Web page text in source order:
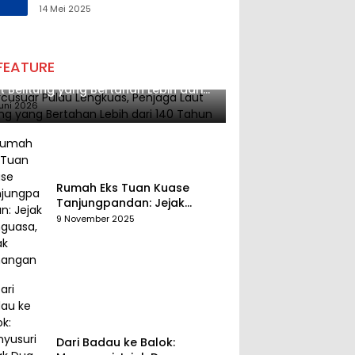
Tantangan Melalui
14 Mei 2025
Pulau Lengkuas, Penjaga
Belitung yang Bertahan Lebih dari
Tahun
2026
Rumah Eks Tuan Kuase
Tanjungpandan: Jejak
Penguasa, Jejak Kenangan
9 November 2025
Dari Badau ke Balok: